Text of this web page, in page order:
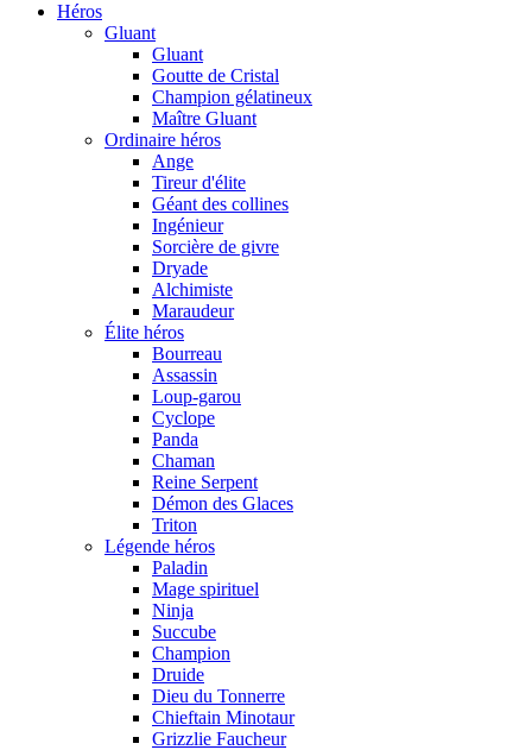
Héros
Gluant
Gluant
Goutte de Cristal
Champion gélatineux
Maître Gluant
Ordinaire héros
Ange
Tireur d'élite
Géant des collines
Ingénieur
Sorcière de givre
Dryade
Alchimiste
Maraudeur
Élite héros
Bourreau
Assassin
Loup-garou
Cyclope
Panda
Chaman
Reine Serpent
Démon des Glaces
Triton
Légende héros
Paladin
Mage spirituel
Ninja
Succube
Champion
Druide
Dieu du Tonnerre
Chieftain Minotaur
Grizzlie Faucheur